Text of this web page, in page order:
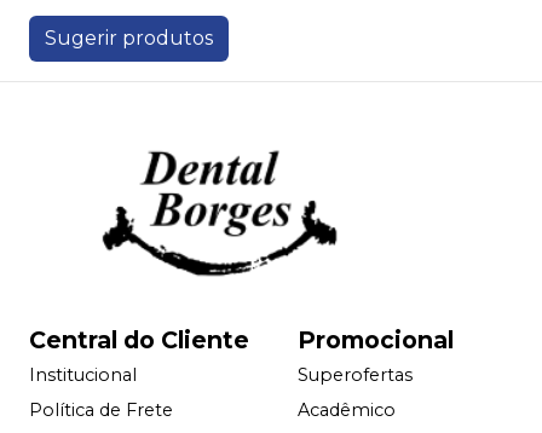
Sugerir produtos
Central do Cliente
Institucional
Política de Frete
Promocional
Superofertas
Acadêmico